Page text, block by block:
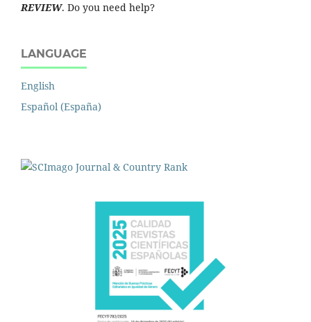
REVIEW. Do you need help?
LANGUAGE
English
Español (España)